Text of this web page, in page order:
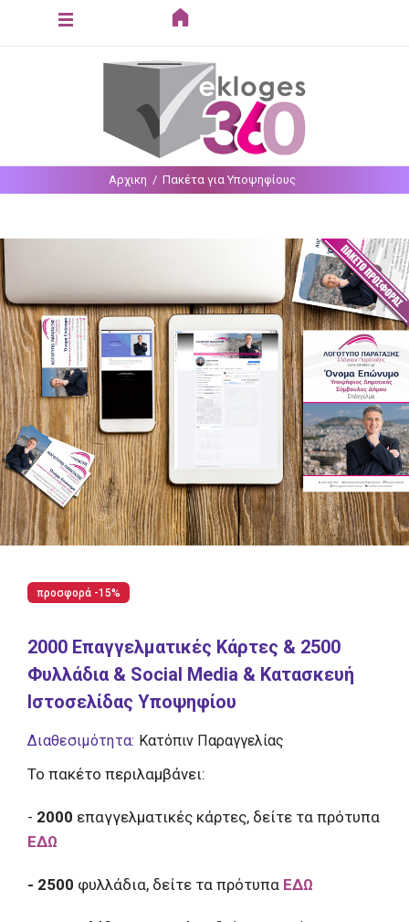
Αρχικη Πακέτα για Υποψηφίους
προσφορά -15%
2000 Επαγγελματικές Κάρτες & 2500
Φυλλάδια & Social Media & Κατασκευή
Ιστοσελίδας Υποψηφίου
Διαθεσιμότητα: Κατόπιν Παραγγελίας
Το πακέτο περιλαμβάνει:
- 2000 επαγγελματικές κάρτες, δείτε τα πρότυπα
ΕΔΩ
- 2500 φυλλάδια, δείτε τα πρότυπα ΕΔΩ